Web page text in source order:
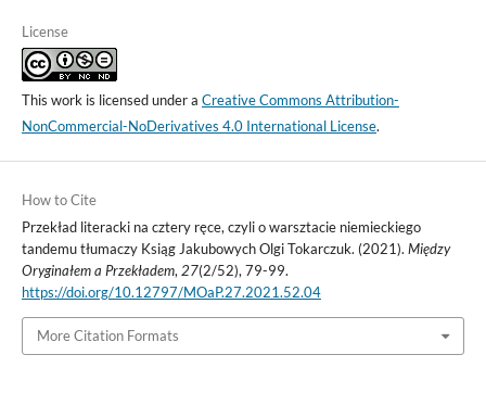
License
This work is licensed under a Creative Commons Attribution-
NonCommercial-NoDerivatives 4.0 International License.
How to Cite
Przekład literacki na cztery ręce, czyli o warsztacie niemieckiego
tandemu tłumaczy Ksiąg Jakubowych Olgi Tokarczuk. (2021). Między
Oryginałem a Przekładem, 27(2/52), 79-99.
https://doi.org/10.12797/MOaP.27.2021.52.04
More Citation Formats